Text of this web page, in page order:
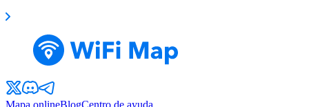
Mapa onlineBlogCentro de ayuda